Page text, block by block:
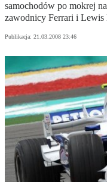
samochodów po mokrej
zawodnicy Ferrari i Lewis
Publikacja: 21.03.2008 23:46